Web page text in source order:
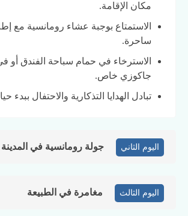
مكان الإقامة.
الاستمتاع بوجبة عشاء رومانسية مع
ساحرة.
الاسترخاء في حمام سباحة الفندق أو
جاكوزي خاص.
تبادل الهدايا التذكارية والاحتفال ببدء
اليوم الثاني جولة رومانسية في المدينة
اليوم الثالث مغامرة في الطبيعة